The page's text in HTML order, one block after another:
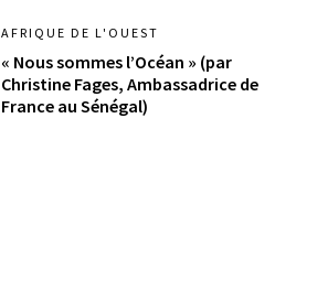
AFRIQUE DE L'OUEST
« Nous sommes l’Océan » (par
Christine Fages, Ambassadrice de
France au Sénégal)